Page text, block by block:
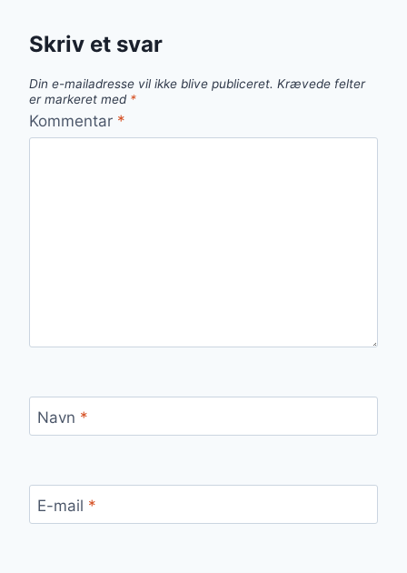
Skriv et svar
Din e-mailadresse vil ikke blive publiceret. Krævede felter
er markeret med *
Kommentar *
Navn *
E-mail *